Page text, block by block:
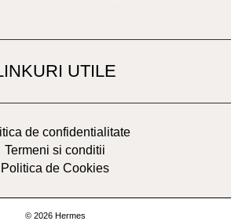
UTILE
de confidentialitate
Termeni si conditii
Politica de Cookies
© 2026 Hermes